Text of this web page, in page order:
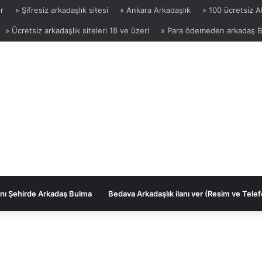
» Şifresiz arkadaşlık sitesi » Ankara Arkadaşlık » 100 ücretsiz
» Ücretsiz arkadaşlık siteleri 18 ve üzeri » Para ödemeden arkadaş
Şehirde Arkadaş Bulma Bedava Arkadaşlık ilanı ver (Resim ve